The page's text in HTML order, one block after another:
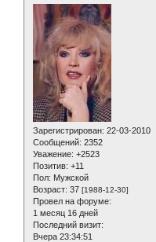
Зарегистрирован: 22-03-2010
Сообщений: 2352
Уважение: +2523
Позитив: +11
Пол: Мужской
Возраст: 37 [1988-12-30]
Провел на форуме:
1 месяц 16 дней
Последний визит:
Вчера 23:34:51